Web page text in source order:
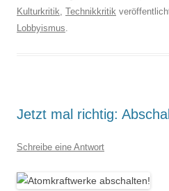
Kulturkritik, Technikkritik
Lobbyismus.
Jetzt mal richtig:
Schreibe eine Antwort